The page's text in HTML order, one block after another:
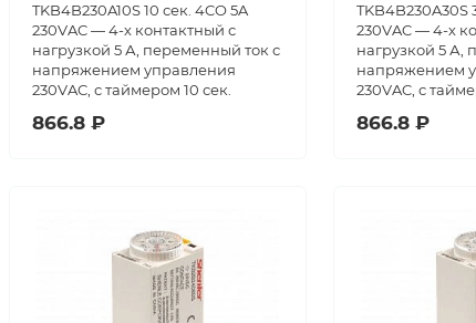
TKB4B230A10S 10 сек. 4CO 5A
230VAC — 4-х контактный с
нагрузкой 5 А, переменный ток с
напряжением управления
230VAC, с таймером 10 сек.
866.8 ₽
TKB4B230A30S
230VAC — 4-х
нагрузкой 5 А,
напряжением
230VAC, с
866.8 ₽